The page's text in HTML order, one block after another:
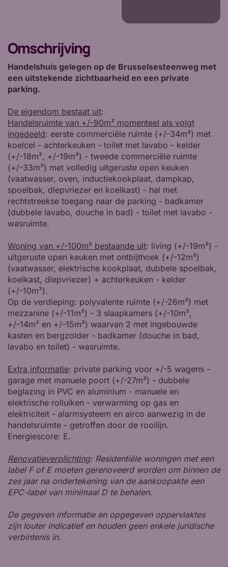
Omschrijving
Handelshuis gelegen op de Brusselsesteenweg met
een uitstekende zichtbaarheid en een private
parking.
De eigendom bestaat uit:
Handelsruimte van +/-90m² momenteel als volgt
ingedeeld: eerste commerciële ruimte (+/-34m²) met
koelcel - achterkeuken - toilet met lavabo - kelder
(+/-18m², +/-19m²) - tweede commerciële ruimte
(+/-33m²) met volledig uitgeruste open keuken
(vaatwasser, oven, inductiekookplaat, dampkap,
spoelbak, diepvriezer en koelkast) - hal met
rechtstreekse toegang naar de parking - badkamer
(dubbele lavabo, douche in bad) - toilet met lavabo -
wasruimte.
Woning van +/-100m² bestaande uit: living (+/-19m²) -
uitgeruste open keuken met ontbijthoek (+/-12m²)
(vaatwasser, elektrische kookplaat, dubbele spoelbak,
koelkast, diepvriezer) + achterkeuken - kelder
(+/-10m²).
Op de verdieping: polyvalente ruimte (+/-26m²) met
mezzanine (+/-11m²) - 3 slaapkamers (+/-10m²,
+/-14m² en +/-15m²) waarvan 2 met ingebouwde
kasten en bergzolder - badkamer (douche in bad,
lavabo en toilet) - wasruimte.
Extra informatie: private parking voor +/-5 wagens -
garage met manuele poort (+/-27m²) - dubbele
beglazing in PVC en aluminium - manuele en
elektrische rolluiken - verwarming op gas en
elektriciteit - alarmsysteem en airco aanwezig in de
handelsruimte - getroffen door de rooilijn.
Energiescore: E.
Renovatieverplichting: Residentiële woningen met een
label F of E moeten gerenoveerd worden om binnen de
zes jaar na ondertekening van de aankoopakte een
EPC-label van minimaal D te behalen.
De gegeven informatie en opgegeven oppervlaktes
zijn louter indicatief en houden geen enkele juridische
verbintenis in.